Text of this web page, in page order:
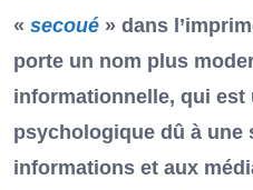
« secoué » dans
porte un nom plus
informationnelle, qui est
psychologique dû à une
informations et aux